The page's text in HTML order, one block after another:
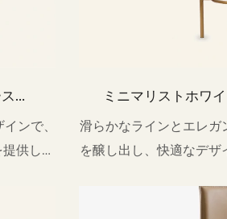
ツ
ンで、
供しま
ミニマリストホワ
バースツー
滑らかなラインとエレガ
を醸し出し、快適なデザ